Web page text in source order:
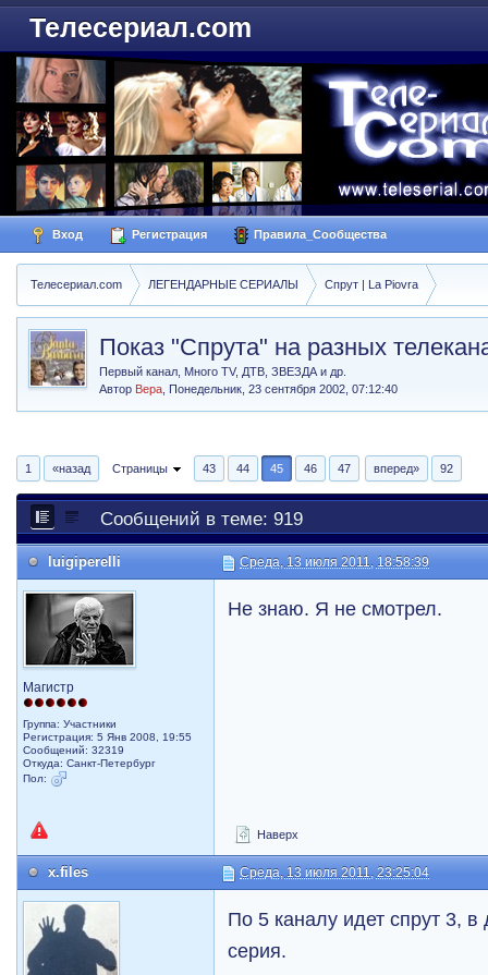
Телесериал.com
Вход Регистрация Правила_Сообщества
Телесериал.com ЛЕГЕНДАРНЫЕ СЕРИАЛЫ Спрут | La Piovra
Показ "Спрута" на разных
Первый канал, Много TV, ДТВ, ЗВЕЗДА и др.
Автор Вера ,Понедельник, 23 сентября 2002, 07:12:40
1 «назад Страницы 43 44 45 46 47 вперед» 92
Сообщений в теме: 919
luigiperelli Среда, 13 июля 2011, 18:58:39
Магистр
Группа: Участники
Регистрация: 5 Янв 2008, 19:55
Сообщений: 32319
Откуда: Санкт-Петербург
Пол:
Не знаю. Я не смотрел.
Наверх
x.files Среда, 13 июля 2011, 23:25:04
По 5 каналу идет спрут 3,
серия.